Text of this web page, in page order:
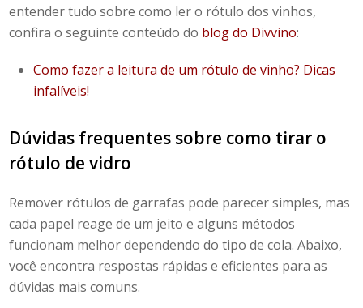
entender tudo sobre como ler o rótulo dos vinhos,
confira o seguinte conteúdo do blog do Divvino:
Como fazer a leitura de um rótulo de vinho? Dicas
infalíveis!
Dúvidas frequentes sobre como tirar o
rótulo de vidro
Remover rótulos de garrafas pode parecer simples, mas
cada papel reage de um jeito e alguns métodos
funcionam melhor dependendo do tipo de cola. Abaixo,
você encontra respostas rápidas e eficientes para as
dúvidas mais comuns.